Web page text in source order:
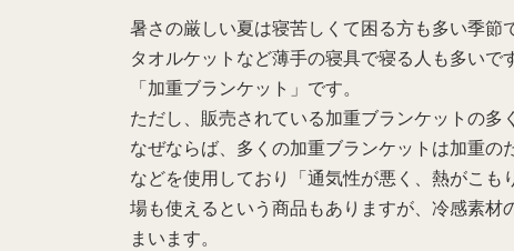
:
暑さの厳しい夏は寝苦しくて困る方も多い季節
タオルケットなど薄手の寝具で寝る人も多い
「加重ブランケット」です。
ただし、販売されている加重ブランケットの多
なぜならば、多くの加重ブランケットは加重
などを使用しており「通気性が悪く、熱がこ
場も使えるという商品もありますが、冷感素
まいます。